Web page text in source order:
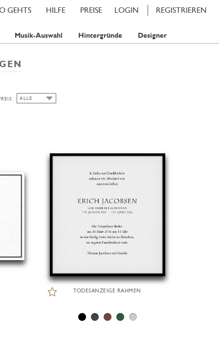
LOGIN REGISTRIEREN
PREISE
HILFE
GEHTS
Musik-Auswahl Hintergründe Designer
ALLE
TODESANZEIGE RAHMEN